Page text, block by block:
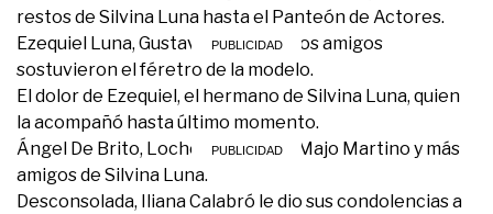
restos de Silvina Luna hasta el Panteón de Actores.
Ezequiel Luna, Gustavo Conti y otros amigos
sostuvieron el féretro de la modelo.
El dolor de Ezequiel, el hermano de Silvina Luna, quien
la acompañó hasta último momento.
Ángel De Brito, Locho Loccisano, Majo Martino y más
amigos de Silvina Luna.
Desconsolada, Iliana Calabró le dio sus condolencias a